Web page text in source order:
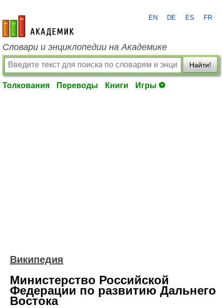
academic.ru
EN DE ES FR
Словари и энциклопедии на Академике
Найти!
Толкования Переводы Книги Игры ⚽
Википедия
Министерство Российской
Федерации по развитию Дальнего
Востока